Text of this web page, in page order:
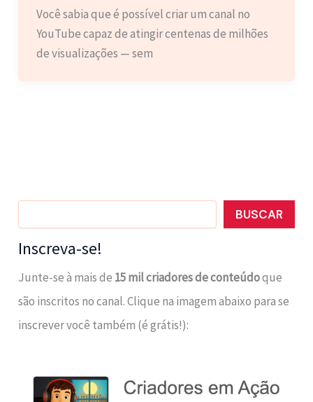
Você sabia que é possível criar um canal no
YouTube capaz de atingir centenas de milhões
de visualizações — sem
Pesquisar BUSCAR
Inscreva-se!
Junte-se à mais de 15 mil criadores de conteúdoque
são inscritos no canal. Clique na imagem abaixo para se
inscrever você também (é grátis!):